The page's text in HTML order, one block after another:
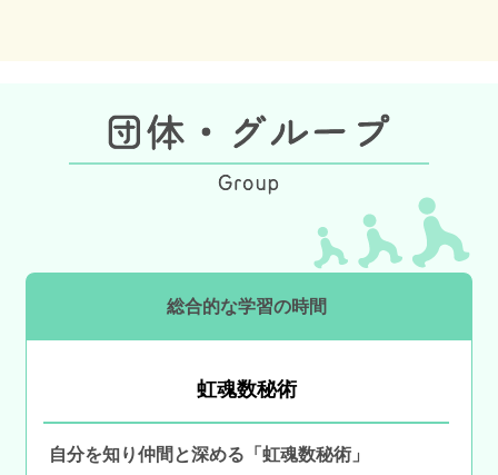
総合的な学習の時間
虹魂数秘術
自分を知り仲間と深める「虹魂数秘術」